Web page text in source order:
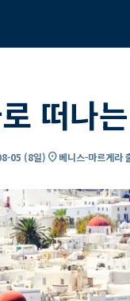
떠나
05 (8일) location_on베니스-마르게라